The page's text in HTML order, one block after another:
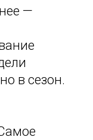
—
в сезон.